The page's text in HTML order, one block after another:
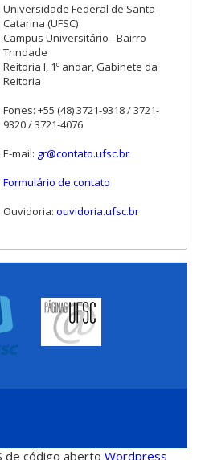
Universidade Federal de Santa
Catarina (UFSC)
Campus Universitário - Bairro
Trindade
Reitoria I, 1º andar, Gabinete da
Reitoria
Fones: +55 (48) 3721-9318 / 3721-
9320 / 3721-4076
E-mail: gr@contato.ufsc.br
Formulário de contato
Ouvidoria: ouvidoria.ufsc.br
de código abertoWordpress